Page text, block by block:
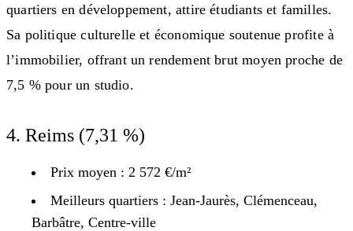
quartiers en développement, attire étudiants et familles.
Sa politique culturelle et économique soutenue profite à
l’immobilier, offrant un rendement brut moyen proche de
7,5 % pour un studio.
4. Reims (7,31 %)
Prix moyen : 2 572 €/m²
Meilleurs quartiers : Jean-Jaurès, Clémenceau,
Barbâtre, Centre-ville